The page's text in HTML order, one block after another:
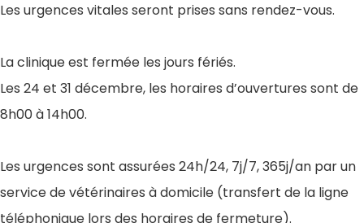
Les urgences vitales seront prises sans rendez-vous.
La clinique est fermée les jours fériés.
Les 24 et 31 décembre, les horaires d’ouvertures sont de
8h00 à 14h00.
Les urgences sont assurées 24h/24, 7j/7, 365j/an par un
service de vétérinaires à domicile (transfert de la ligne
téléphonique lors des horaires de fermeture).